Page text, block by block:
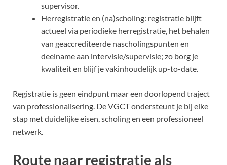
supervisor.
Herregistratie en (na)scholing: registratie blijft
actueel via periodieke herregistratie, het behalen
van geaccrediteerde nascholingspunten en
deelname aan intervisie/supervisie; zo borg je
kwaliteit en blijf je vakinhoudelijk up-to-date.
Registratie is geen eindpunt maar een doorlopend traject
van professionalisering. De VGCT ondersteunt je bij elke
stap met duidelijke eisen, scholing en een professioneel
netwerk.
Route naar registratie als